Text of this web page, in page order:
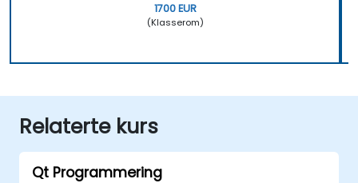
1700 EUR
(Klasserom)
Relaterte kurs
Qt Programmering